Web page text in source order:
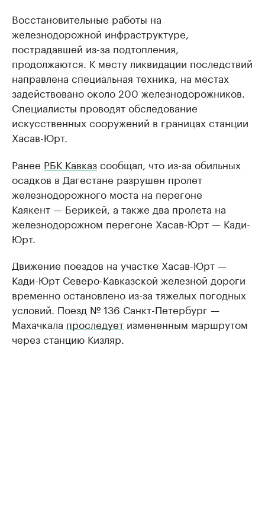
Восстановительные работы на
железнодорожной инфраструктуре,
пострадавшей из-за подтопления,
продолжаются. К месту ликвидации последствий
направлена специальная техника, на местах
задействовано около 200 железнодорожников.
Специалисты проводят обследование
искусственных сооружений в границах станции
Хасав-Юрт.
Ранее РБК Кавказсообщал, что из-за обильных
осадков в Дагестане разрушен пролет
железнодорожного моста на перегоне
Каякент — Берикей, а также два пролета на
железнодорожном перегоне Хасав-Юрт — Кади-
Юрт.
Движение поездов на участке Хасав-Юрт —
Кади-Юрт Северо-Кавказской железной дороги
временно остановлено из-за тяжелых погодных
условий. Поезд № 136 Санкт-Петербург —
Махачкала проследует измененным маршрутом
через станцию Кизляр.